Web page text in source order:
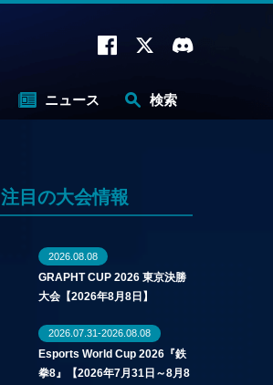
ニュース 検索
注目の大会情報
2026.08.08
GRAPHT CUP 2026 東京決勝
大会【2026年8月8日】
2026.07.31-2026.08.08
Esports World Cup 2026『鉄
拳8』【2026年7月31日～8月8